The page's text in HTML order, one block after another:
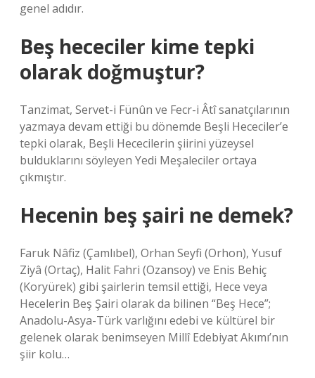
genel adıdır.
Beş hececiler kime tepki
olarak doğmuştur?
Tanzimat, Servet-i Fünûn ve Fecr-i Âtî sanatçılarının
yazmaya devam ettiği bu dönemde Beşli Hececiler’e
tepki olarak, Beşli Hececilerin şiirini yüzeysel
bulduklarını söyleyen Yedi Meşaleciler ortaya
çıkmıştır.
Hecenin beş şairi ne demek?
Faruk Nâfiz (Çamlıbel), Orhan Seyfi (Orhon), Yusuf
Ziyâ (Ortaç), Halit Fahri (Ozansoy) ve Enis Behiç
(Koryürek) gibi şairlerin temsil ettiği, Hece veya
Hecelerin Beş Şairi olarak da bilinen “Beş Hece”;
Anadolu-Asya-Türk varlığını edebi ve kültürel bir
gelenek olarak benimseyen Millî Edebiyat Akımı’nın
şiir kolu…